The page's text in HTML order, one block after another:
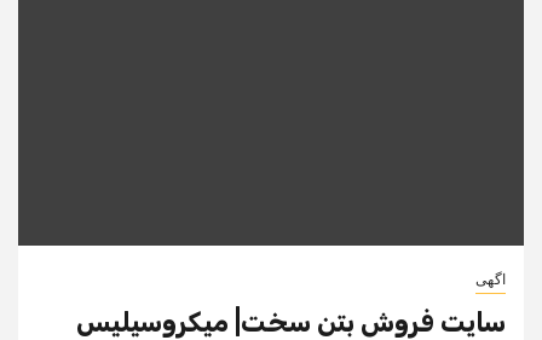
اگهی
سایت فروش بتن سخت| میکروسیلیس